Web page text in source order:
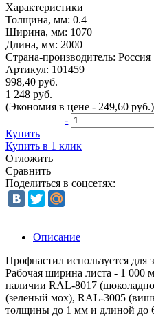
Характеристики
Толщина, мм: 0.4
Ширина, мм: 1070
Длина, мм: 2000
Страна-производитель: Россия
Артикул: 101459
998,40 руб.
1 248 руб.
(Экономия в цене - 249,60 руб.)
-
Купить
Купить в 1 клик
Отложить
Сравнить
Поделиться в соцсетях:
Описание
Профнастил используется для
Рабочая ширина листа - 1
наличии RAL-8017
(зеленый мох), RAL-3005
толщины до 1 мм и длиной до